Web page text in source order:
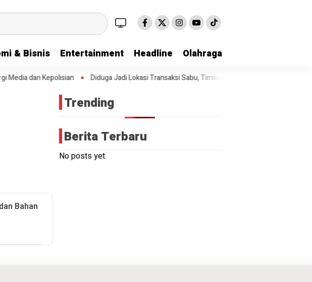
& Bisnis Entertainment Headline Olahraga
dan Kepolisian Diduga Jadi Lokasi Transaksi Sabu, Timsus Anti Narkoba Polres Asahan
Bahan
Trending
Berita Terbaru
No posts yet.